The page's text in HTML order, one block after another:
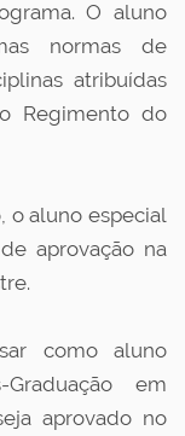
O aluno
normas de
atribuídas
Regimento do
o aluno especial
aprovação na
como aluno
em
aprovado no